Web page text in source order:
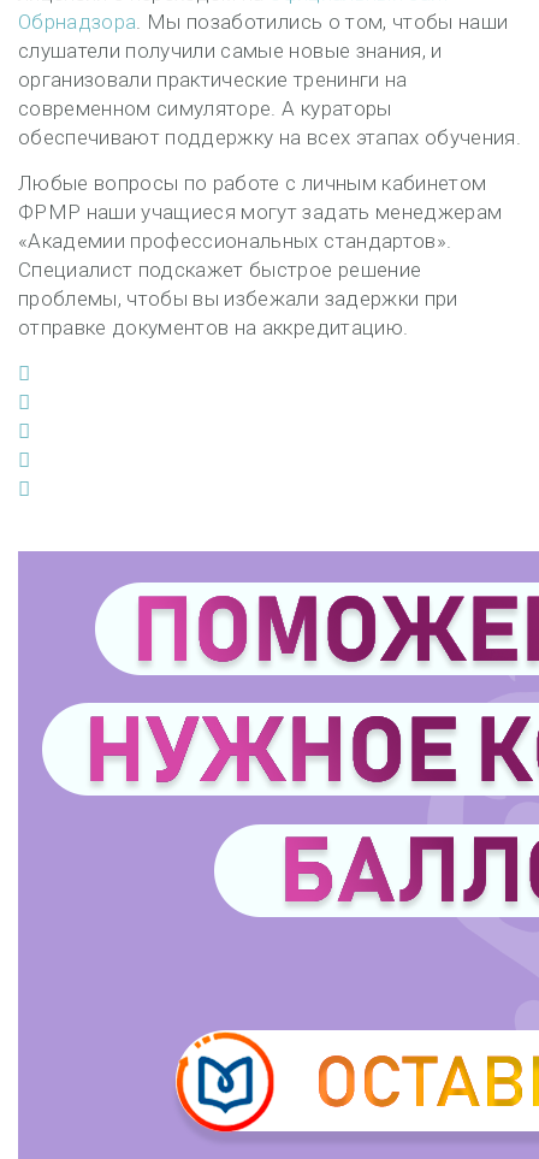
Обрнадзора. Мы позаботились о том, чтобы наши
слушатели получили самые новые знания, и
организовали практические тренинги на
современном симуляторе. А кураторы
обеспечивают поддержку на всех этапах обучения.
Любые вопросы по работе с личным кабинетом
ФРМР наши учащиеся могут задать менеджерам
«Академии профессиональных стандартов».
Специалист подскажет быстрое решение
проблемы, чтобы вы избежали задержки при
отправке документов на аккредитацию.